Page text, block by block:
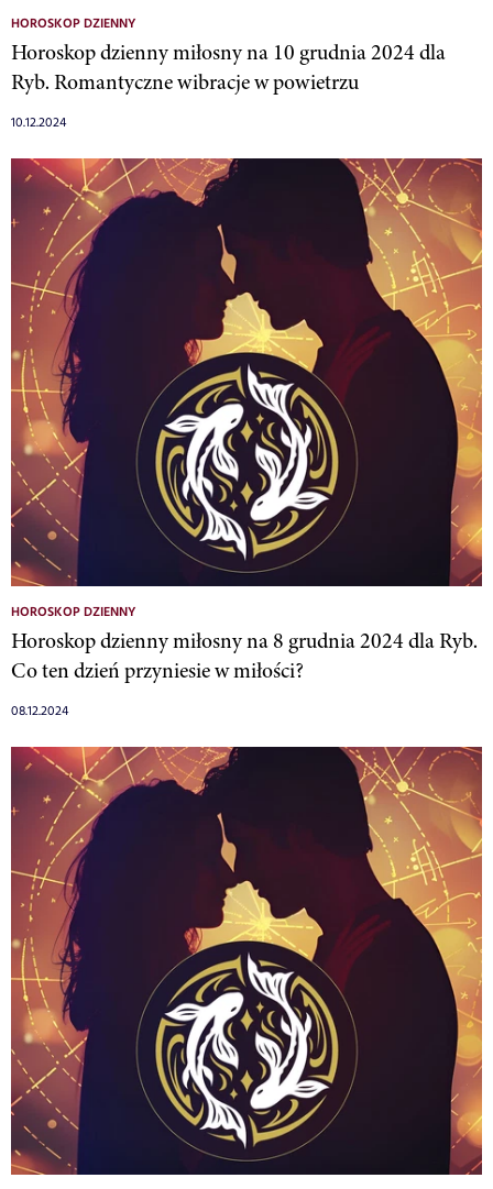
HOROSKOP DZIENNY
Horoskop dzienny miłosny na 10 grudnia 2024 dla
Ryb. Romantyczne wibracje w powietrzu
10.12.2024
HOROSKOP DZIENNY
Horoskop dzienny miłosny na 8 grudnia 2024 dla Ryb.
Co ten dzień przyniesie w miłości?
08.12.2024